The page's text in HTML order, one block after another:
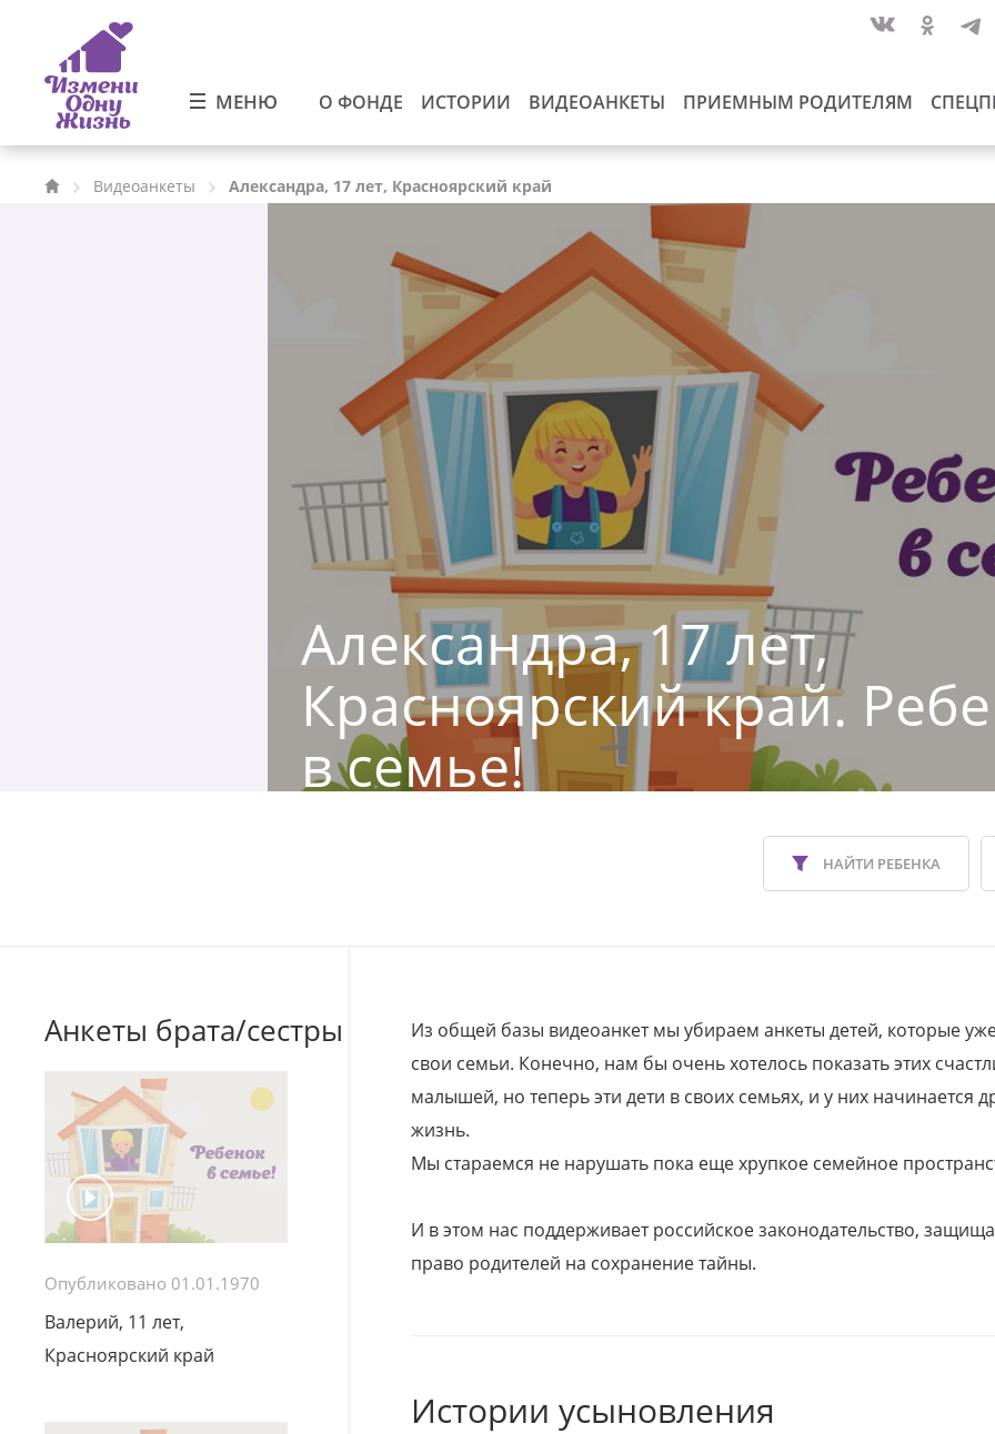
МЕНЮ О ФОНДЕ ИСТОРИИ ВИДЕОАНКЕТЫ ПРИЕМНЫМ РОДИТЕЛЯМ
Видеоанкеты Александра, 17 лет, Красноярский край
Александра, 17 лет,
Красноярский край.
в семье!
НАЙТИ РЕБЕНКА
Анкеты брата/сестры
Опубликовано 01.01.1970
Валерий, 11 лет,
Красноярский край
Из общей базы видеоанкет мы убираем анкеты детей, которые
свои семьи. Конечно, нам бы очень хотелось показать этих
малышей, но теперь эти дети в своих семьях, и у них начинается
жизнь.
Мы стараемся не нарушать пока еще хрупкое семейное
И в этом нас поддерживает российское законодательство,
право родителей на сохранение тайны.
Истории усыновления